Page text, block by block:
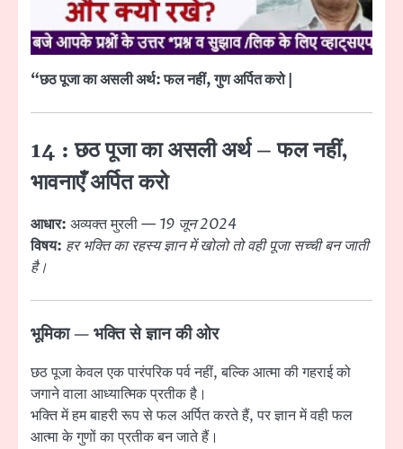
“छठ पूजा का असली अर्थ: फल नहीं, गुण अर्पित करो |
14 : छठ पूजा का असली अर्थ – फल नहीं,
भावनाएँ अर्पित करो
आधार: अव्यक्त मुरली — 19 जून 2024
विषय: हर भक्ति का रहस्य ज्ञान में खोलो तो वही पूजा सच्ची बन जाती
है।
भूमिका — भक्ति से ज्ञान की ओर
छठ पूजा केवल एक पारंपरिक पर्व नहीं, बल्कि आत्मा की गहराई को
जगाने वाला आध्यात्मिक प्रतीक है।
भक्ति में हम बाहरी रूप से फल अर्पित करते हैं, पर ज्ञान में वही फल
आत्मा के गुणों का प्रतीक बन जाते हैं।